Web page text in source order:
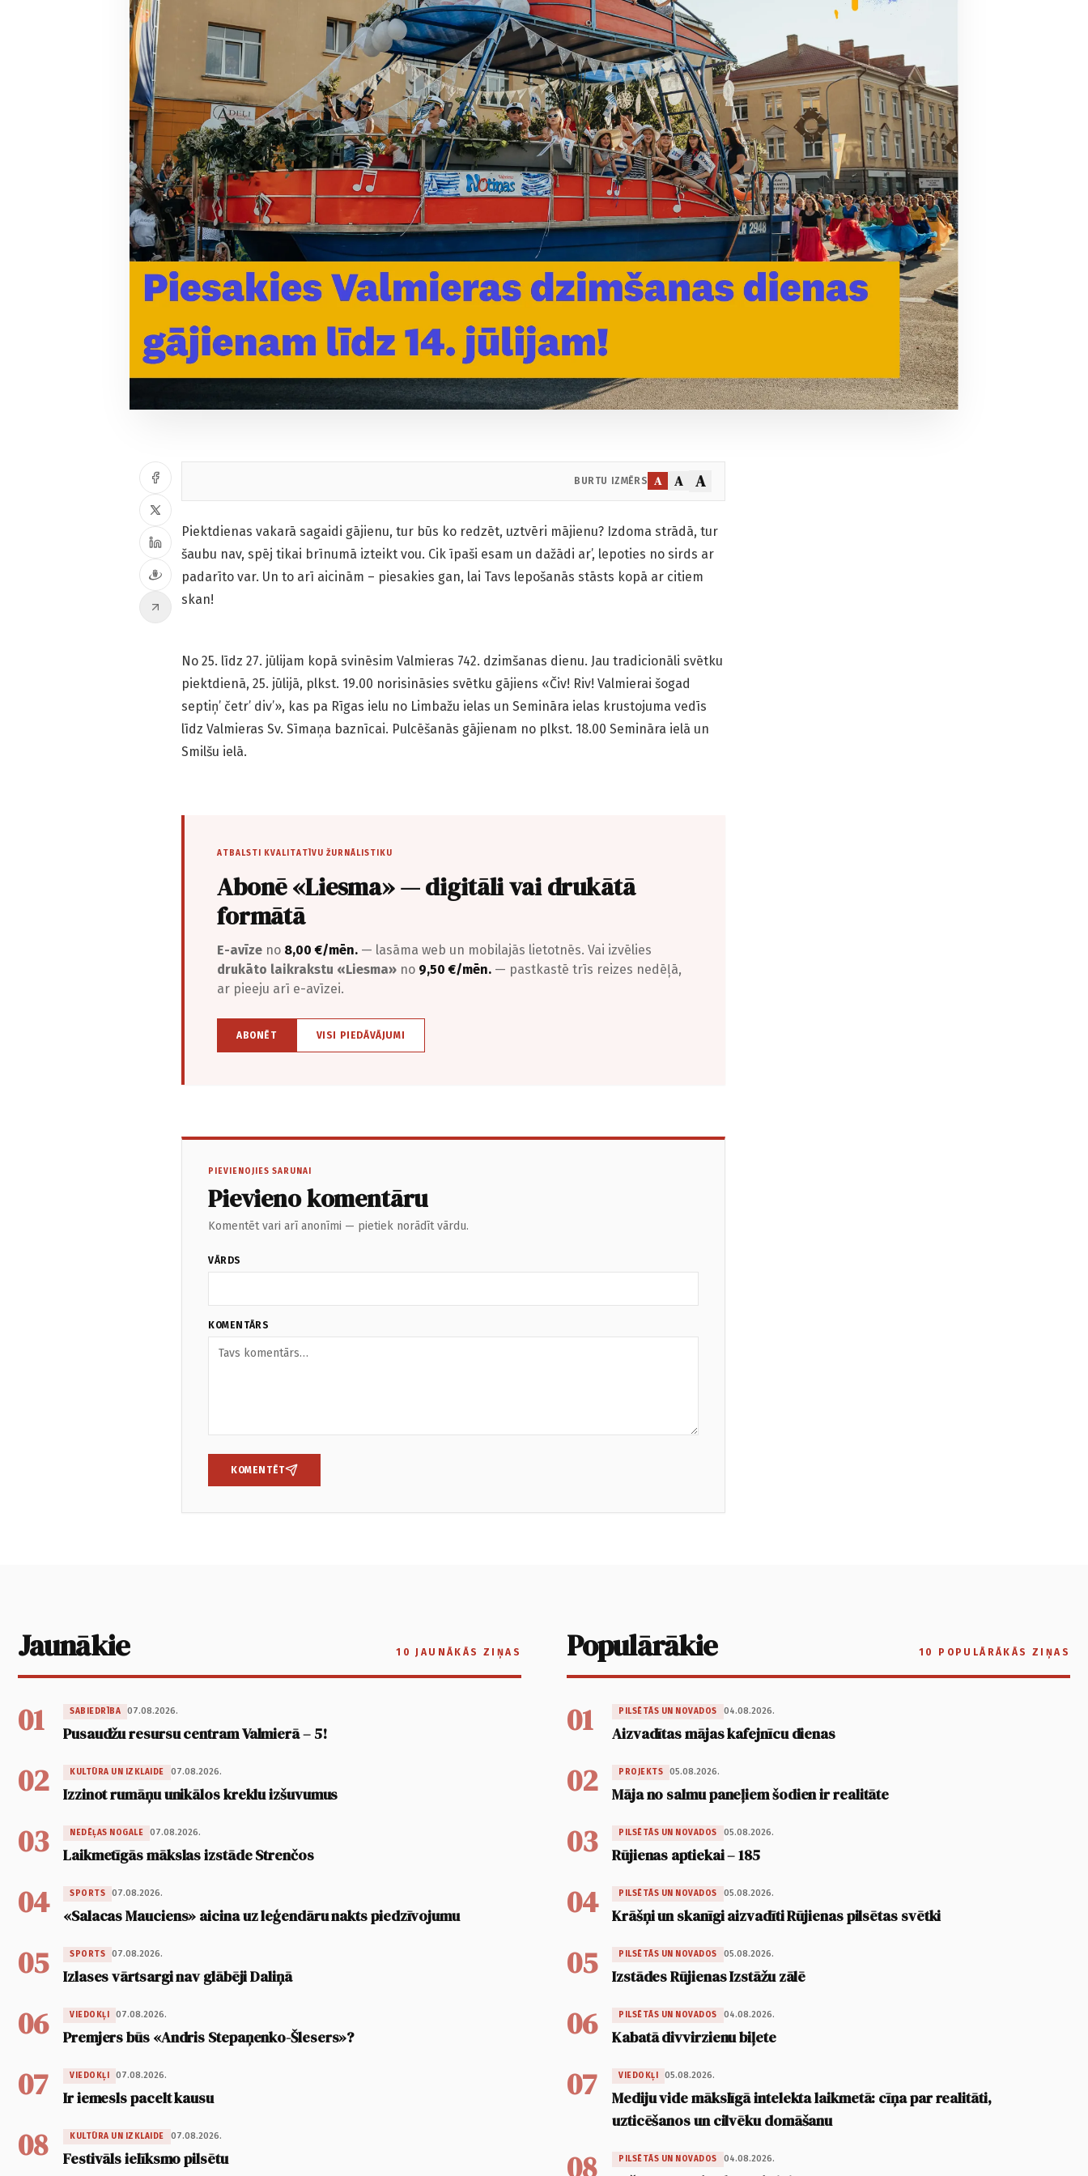
BURTU IZMĒRS A A A
Piektdienas vakarā sagaidi gājienu, tur būs ko redzēt, uztvēri mājienu? Izdoma strādā, tur
šaubu nav, spēj tikai brīnumā izteikt vou. Cik īpaši esam un dažādi ar’, lepoties no sirds ar
padarīto var. Un to arī aicinām – piesakies gan, lai Tavs lepošanās stāsts kopā ar citiem
skan!
No 25. līdz 27. jūlijam kopā svinēsim Valmieras 742. dzimšanas dienu. Jau tradicionāli svētku
piektdienā, 25. jūlijā, plkst. 19.00 norisināsies svētku gājiens «Čiv! Riv! Valmierai šogad
septiņ’ četr’ div’», kas pa Rīgas ielu no Limbažu ielas un Semināra ielas krustojuma vedīs
līdz Valmieras Sv. Sīmaņa baznīcai. Pulcēšanās gājienam no plkst. 18.00 Semināra ielā un
Smilšu ielā.
ATBALSTI KVALITATĪVU ŽURNĀLISTIKU
Abonē «Liesma» — digitāli vai drukātā
formātā
E-avīze no 8,00 €/mēn. — lasāma web un mobilajās lietotnēs. Vai izvēlies
drukāto laikrakstu «Liesma» no 9,50 €/mēn. — pastkastē trīs reizes nedēļā,
ar pieeju arī e-avīzei.
ABONĒT VISI PIEDĀVĀJUMI
PIEVIENOJIES SARUNAI
Pievieno komentāru
Komentēt vari arī anonīmi — pietiek norādīt vārdu.
VĀRDS
KOMENTĀRS
KOMENTĒT
Jaunākie 10 JAUNĀKĀS ZIŅAS
01 SABIEDRĪBA 07.08.2026.
Pusaudžu resursu centram Valmierā – 5!
02 KULTŪRA UN IZKLAIDE 07.08.2026.
Izzinot rumāņu unikālos kreklu izšuvumus
03 NEDĒĻAS NOGALE 07.08.2026.
Laikmetīgās mākslas izstāde Strenčos
04 SPORTS 07.08.2026.
«Salacas Mauciens» aicina uz leģendāru nakts piedzīvojumu
05 SPORTS 07.08.2026.
Izlases vārtsargi nav glābēji Daliņā
06 VIEDOKĻI 07.08.2026.
Premjers būs «Andris Stepaņenko-Šlesers»?
07 VIEDOKĻI 07.08.2026.
Ir iemesls pacelt kausu
08 KULTŪRA UN IZKLAIDE 07.08.2026.
Festivāls ielīksmo pilsētu
Populārākie 10 POPULĀRĀKĀS ZIŅAS
01 PILSĒTĀS UN NOVADOS 04.08.2026.
Aizvadītas mājas kafejnīcu dienas
02 PROJEKTS 05.08.2026.
Māja no salmu paneļiem šodien ir realitāte
03 PILSĒTĀS UN NOVADOS 05.08.2026.
Rūjienas aptiekai – 185
04 PILSĒTĀS UN NOVADOS 05.08.2026.
Krāšņi un skanīgi aizvadīti Rūjienas pilsētas svētki
05 PILSĒTĀS UN NOVADOS 05.08.2026.
Izstādes Rūjienas Izstāžu zālē
06 PILSĒTĀS UN NOVADOS 04.08.2026.
Kabatā divvirzienu biļete
07 VIEDOKĻI 05.08.2026.
Mediju vide mākslīgā intelekta laikmetā: cīņa par realitāti,
uzticēšanos un cilvēku domāšanu
08 PILSĒTĀS UN NOVADOS 04.08.2026.